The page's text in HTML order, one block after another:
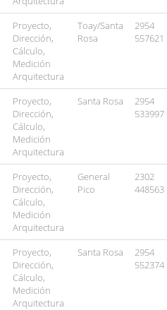
Proyecto,
Dirección,
Cálculo,
Medición
Arquitectura
Toay/Santa
Rosa
2954
557621
Proyecto,
Dirección,
Cálculo,
Medición
Arquitectura
Santa Rosa
2954
533997
Proyecto,
Dirección,
Cálculo,
Medición
Arquitectura
General
Pico
2302
448563
Proyecto,
Dirección,
Cálculo,
Medición
Arquitectura
Santa Rosa
2954
552374